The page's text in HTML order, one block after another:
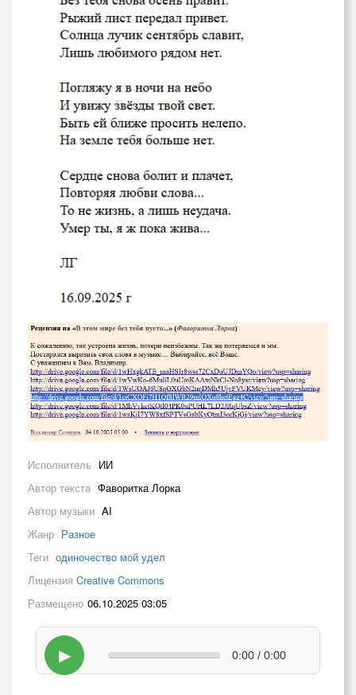
Исполнитель ИИ
Автор текста Фаворитка Лорка
Автор музыки AI
Жанр Разное
Теги одиночество мой удел
Лицензия Creative Commons
Размещено 06.10.2025 03:05
▶ 0:00 / 0:00